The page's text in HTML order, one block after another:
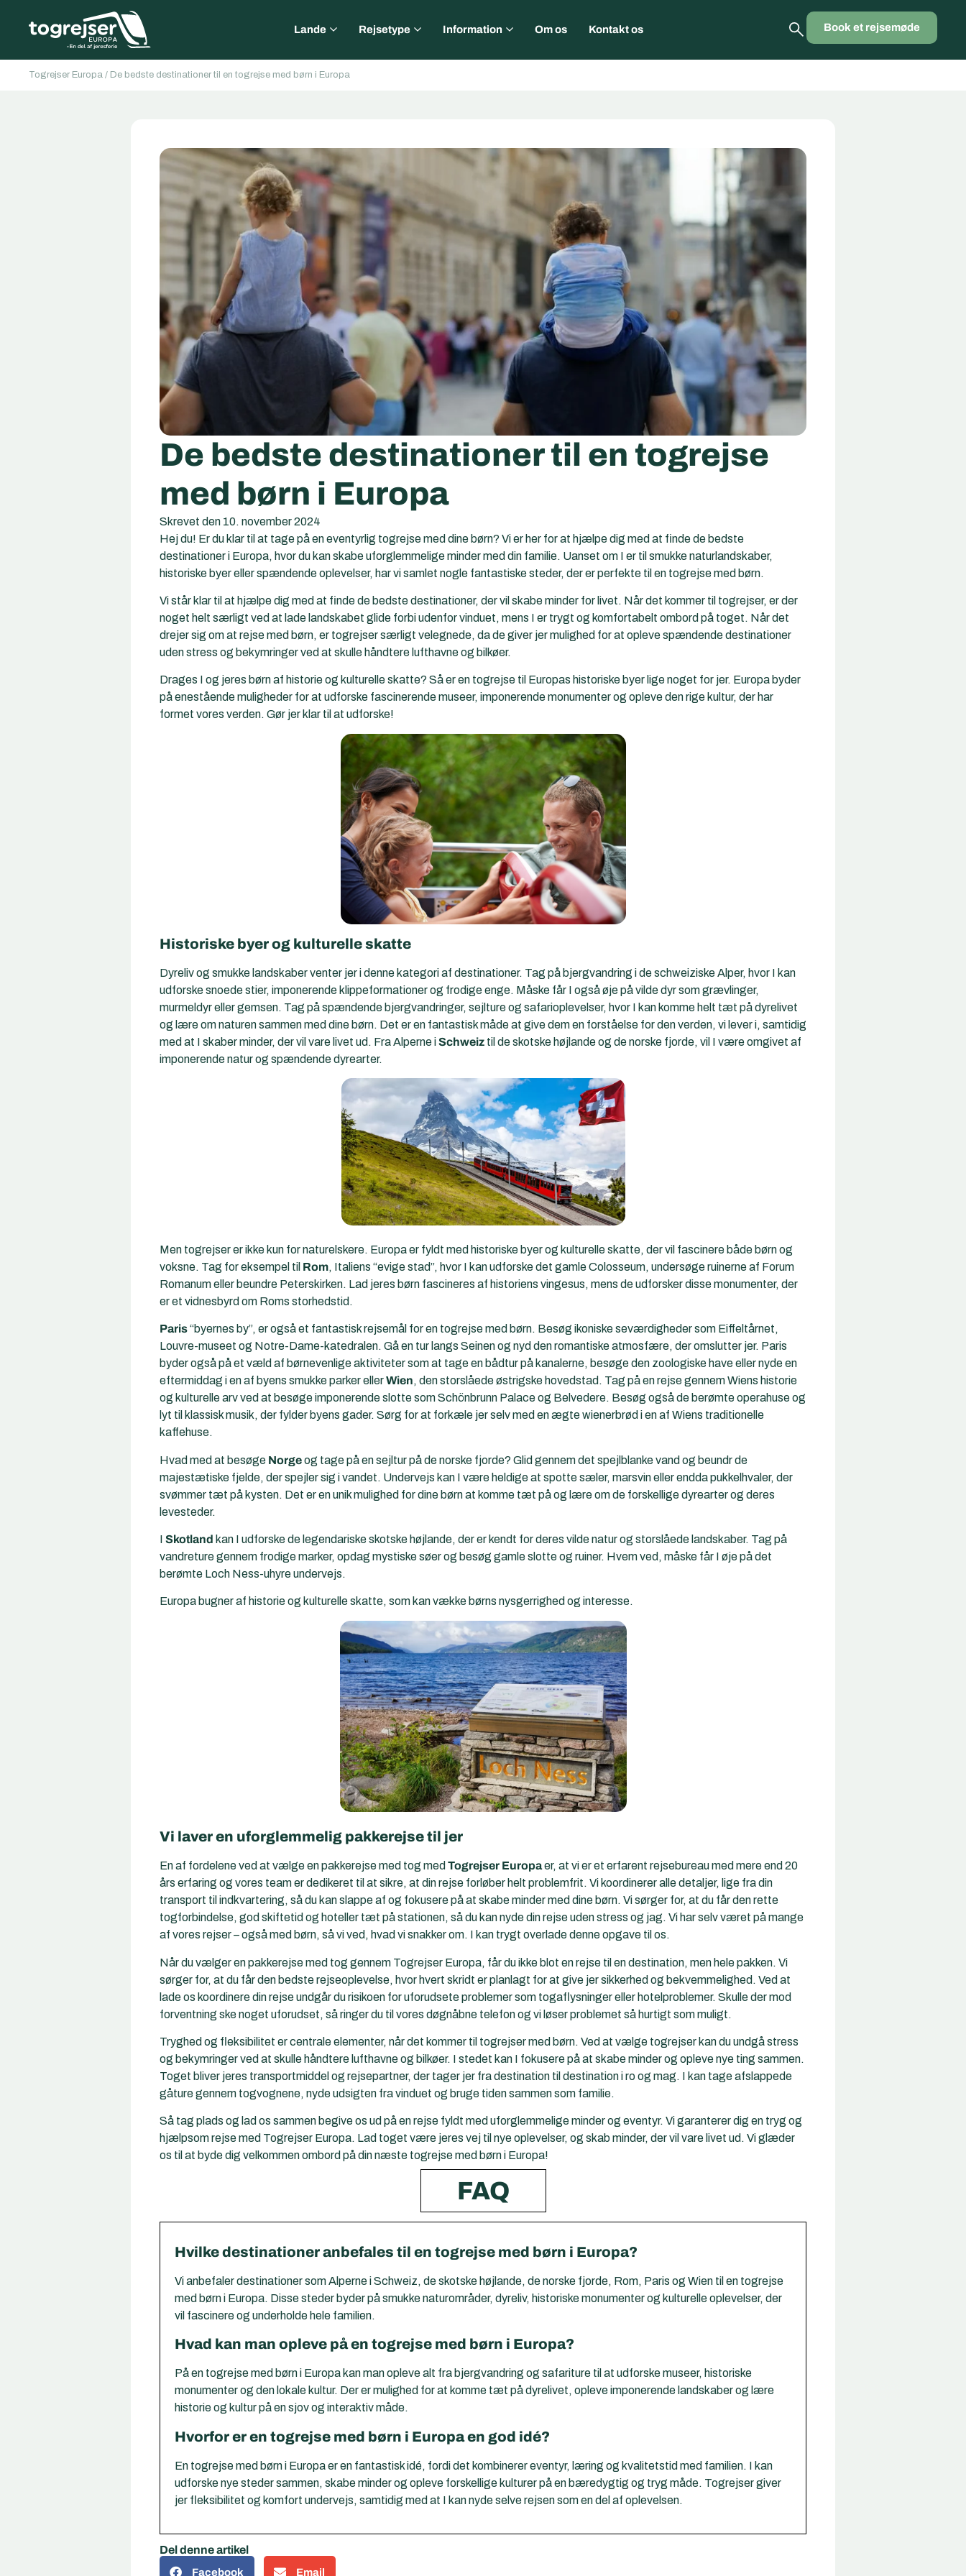
Lande Rejsetype Information Om os Kontakt os Book et rejsemøde
Togrejser Europa / De bedste destinationer til en togrejse med børn i Europa
De bedste destinationer til en togrejse
med børn i Europa
Skrevet den 10. november 2024
Hej du! Er du klar til at tage på en eventyrlig togrejse med dine børn? Vi er her for at hjælpe dig med at finde de bedste
destinationer i Europa, hvor du kan skabe uforglemmelige minder med din familie. Uanset om I er til smukke naturlandskaber,
historiske byer eller spændende oplevelser, har vi samlet nogle fantastiske steder, der er perfekte til en togrejse med børn.
Vi står klar til at hjælpe dig med at finde de bedste destinationer, der vil skabe minder for livet. Når det kommer til togrejser, er der
noget helt særligt ved at lade landskabet glide forbi udenfor vinduet, mens I er trygt og komfortabelt ombord på toget. Når det
drejer sig om at rejse med børn, er togrejser særligt velegnede, da de giver jer mulighed for at opleve spændende destinationer
uden stress og bekymringer ved at skulle håndtere lufthavne og bilkøer.
Drages I og jeres børn af historie og kulturelle skatte? Så er en togrejse til Europas historiske byer lige noget for jer. Europa byder
på enestående muligheder for at udforske fascinerende museer, imponerende monumenter og opleve den rige kultur, der har
formet vores verden. Gør jer klar til at udforske!
Historiske byer og kulturelle skatte
Dyreliv og smukke landskaber venter jer i denne kategori af destinationer. Tag på bjergvandring i de schweiziske Alper, hvor I kan
udforske snoede stier, imponerende klippeformationer og frodige enge. Måske får I også øje på vilde dyr som grævlinger,
murmeldyr eller gemsen. Tag på spændende bjergvandringer, sejlture og safarioplevelser, hvor I kan komme helt tæt på dyrelivet
og lære om naturen sammen med dine børn. Det er en fantastisk måde at give dem en forståelse for den verden, vi lever i, samtidig
med at I skaber minder, der vil vare livet ud. Fra Alperne iSchweiz til de skotske højlande og de norske fjorde, vil I være omgivet af
imponerende natur og spændende dyrearter.
Men togrejser er ikke kun for naturelskere. Europa er fyldt med historiske byer og kulturelle skatte, der vil fascinere både børn og
voksne. Tag for eksempel til Rom, Italiens “evige stad”, hvor I kan udforske det gamle Colosseum, undersøge ruinerne af Forum
Romanum eller beundre Peterskirken. Lad jeres børn fascineres af historiens vingesus, mens de udforsker disse monumenter, der
er et vidnesbyrd om Roms storhedstid.
Paris“byernes by”, er også et fantastisk rejsemål for en togrejse med børn. Besøg ikoniske seværdigheder som Eiffeltårnet,
Louvre-museet og Notre-Dame-katedralen. Gå en tur langs Seinen og nyd den romantiske atmosfære, der omslutter jer. Paris
byder også på et væld af børnevenlige aktiviteter som at tage en bådtur på kanalerne, besøge den zoologiske have eller nyde en
eftermiddag i en af byens smukke parker ellerWien, den storslåede østrigske hovedstad. Tag på en rejse gennem Wiens historie
og kulturelle arv ved at besøge imponerende slotte som Schönbrunn Palace og Belvedere. Besøg også de berømte operahuse og
lyt til klassisk musik, der fylder byens gader. Sørg for at forkæle jer selv med en ægte wienerbrød i en af Wiens traditionelle
kaffehuse.
Hvad med at besøge Norgeog tage på en sejltur på de norske fjorde? Glid gennem det spejlblanke vand og beundr de
majestætiske fjelde, der spejler sig i vandet. Undervejs kan I være heldige at spotte sæler, marsvin eller endda pukkelhvaler, der
svømmer tæt på kysten. Det er en unik mulighed for dine børn at komme tæt på og lære om de forskellige dyrearter og deres
levesteder.
I Skotland kan I udforske de legendariske skotske højlande, der er kendt for deres vilde natur og storslåede landskaber. Tag på
vandreture gennem frodige marker, opdag mystiske søer og besøg gamle slotte og ruiner. Hvem ved, måske får I øje på det
berømte Loch Ness-uhyre undervejs.
Europa bugner af historie og kulturelle skatte, som kan vække børns nysgerrighed og interesse.
Vi laver en uforglemmelig pakkerejse til jer
En af fordelene ved at vælge en pakkerejse med tog med Togrejser Europaer, at vi er et erfarent rejsebureau med mere end 20
års erfaring og vores team er dedikeret til at sikre, at din rejse forløber helt problemfrit. Vi koordinerer alle detaljer, lige fra din
transport til indkvartering, så du kan slappe af og fokusere på at skabe minder med dine børn. Vi sørger for, at du får den rette
togforbindelse, god skiftetid og hoteller tæt på stationen, så du kan nyde din rejse uden stress og jag. Vi har selv været på mange
af vores rejser – også med børn, så vi ved, hvad vi snakker om. I kan trygt overlade denne opgave til os.
Når du vælger en pakkerejse med tog gennem Togrejser Europa, får du ikke blot en rejse til en destination, men hele pakken. Vi
sørger for, at du får den bedste rejseoplevelse, hvor hvert skridt er planlagt for at give jer sikkerhed og bekvemmelighed. Ved at
lade os koordinere din rejse undgår du risikoen for uforudsete problemer som togaflysninger eller hotelproblemer. Skulle der mod
forventning ske noget uforudset, så ringer du til vores døgnåbne telefon og vi løser problemet så hurtigt som muligt.
Tryghed og fleksibilitet er centrale elementer, når det kommer til togrejser med børn. Ved at vælge togrejser kan du undgå stress
og bekymringer ved at skulle håndtere lufthavne og bilkøer. I stedet kan I fokusere på at skabe minder og opleve nye ting sammen.
Toget bliver jeres transportmiddel og rejsepartner, der tager jer fra destination til destination i ro og mag. I kan tage afslappede
gåture gennem togvognene, nyde udsigten fra vinduet og bruge tiden sammen som familie.
Så tag plads og lad os sammen begive os ud på en rejse fyldt med uforglemmelige minder og eventyr. Vi garanterer dig en tryg og
hjælpsom rejse med Togrejser Europa. Lad toget være jeres vej til nye oplevelser, og skab minder, der vil vare livet ud. Vi glæder
os til at byde dig velkommen ombord på din næste togrejse med børn i Europa!
FAQ
Hvilke destinationer anbefales til en togrejse med børn i Europa?
Vi anbefaler destinationer som Alperne i Schweiz, de skotske højlande, de norske fjorde, Rom, Paris og Wien til en togrejse
med børn i Europa. Disse steder byder på smukke naturområder, dyreliv, historiske monumenter og kulturelle oplevelser, der
vil fascinere og underholde hele familien.
Hvad kan man opleve på en togrejse med børn i Europa?
På en togrejse med børn i Europa kan man opleve alt fra bjergvandring og safariture til at udforske museer, historiske
monumenter og den lokale kultur. Der er mulighed for at komme tæt på dyrelivet, opleve imponerende landskaber og lære
historie og kultur på en sjov og interaktiv måde.
Hvorfor er en togrejse med børn i Europa en god idé?
En togrejse med børn i Europa er en fantastisk idé, fordi det kombinerer eventyr, læring og kvalitetstid med familien. I kan
udforske nye steder sammen, skabe minder og opleve forskellige kulturer på en bæredygtig og tryg måde. Togrejser giver
jer fleksibilitet og komfort undervejs, samtidig med at I kan nyde selve rejsen som en del af oplevelsen.
Del denne artikel
Facebook Email